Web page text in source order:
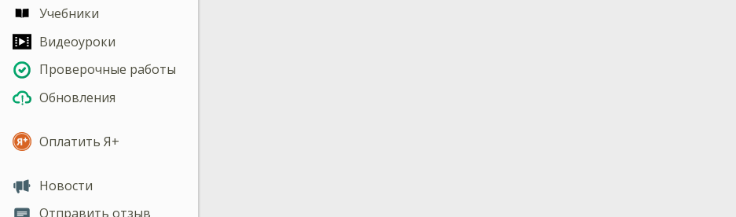
Учебники
Видеоуроки
Проверочные работы
Обновления
Оплатить Я+
Новости
Отправить отзыв